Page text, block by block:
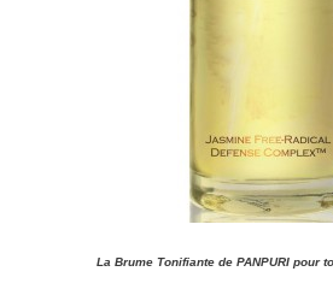
La Brume Tonifiante de PANPURI pour